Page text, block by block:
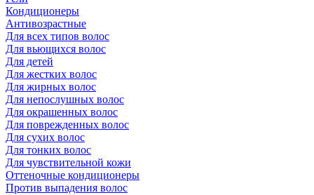
Кондиционеры
Антивозрастные
Для всех типов волос
Для вьющихся волос
Для детей
Для жестких волос
Для жирных волос
Для непослушных волос
Для окрашенных волос
Для поврежденных волос
Для сухих волос
Для тонких волос
Для чувствительной кожи
Оттеночные кондиционеры
Против выпадения волос